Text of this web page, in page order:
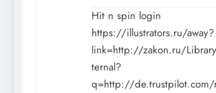
Hit n spin login
https://illustrators.ru/away?
link=http://zakon.ru/
ternal?
q=http://